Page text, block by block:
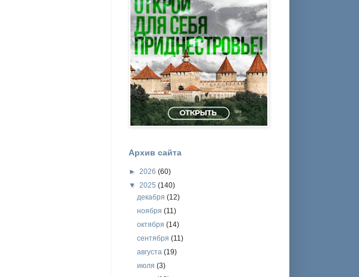
Архив сайта
► 2026 (60)
▼ 2025 (140)
декабря(12)
ноября(11)
октября(14)
сентября(11)
августа(19)
июля(3)